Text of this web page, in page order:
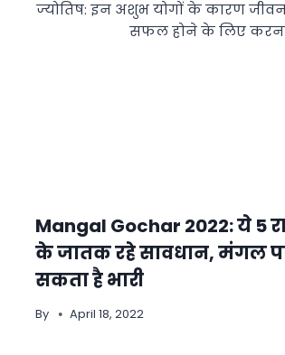
ज्‍योतिष: इन अशुभ योगों के कारण जीवन
सफल होने के लिए करना
Mangal Gochar 2022: ये 5
के जातक रहे सावधान, मंगल
सकता है भारी
By April 18, 2022